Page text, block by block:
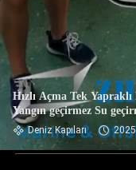
Hızlı Açma Tek
Yangın geçirmez Su
Deniz Kapıları